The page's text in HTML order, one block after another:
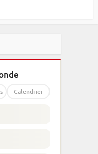
Calendrier